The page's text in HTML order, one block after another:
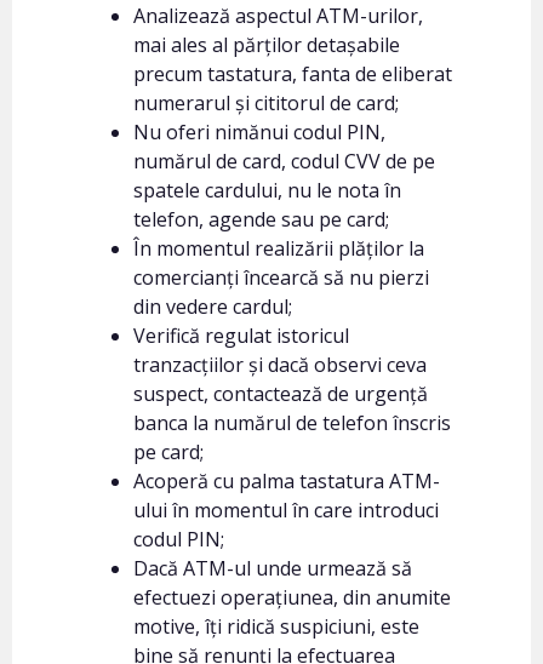
Analizează aspectul ATM-urilor,
mai ales al părților detașabile
precum tastatura, fanta de eliberat
numerarul și cititorul de card;
Nu oferi nimănui codul PIN,
numărul de card, codul CVV de pe
spatele cardului, nu le nota în
telefon, agende sau pe card;
În momentul realizării plăților la
comercianți încearcă să nu pierzi
din vedere cardul;
Verifică regulat istoricul
tranzacțiilor și dacă observi ceva
suspect, contactează de urgență
banca la numărul de telefon înscris
pe card;
Acoperă cu palma tastatura ATM-
ului în momentul în care introduci
codul PIN;
Dacă ATM-ul unde urmează să
efectuezi operațiunea, din anumite
motive, îți ridică suspiciuni, este
bine să renunți la efectuarea